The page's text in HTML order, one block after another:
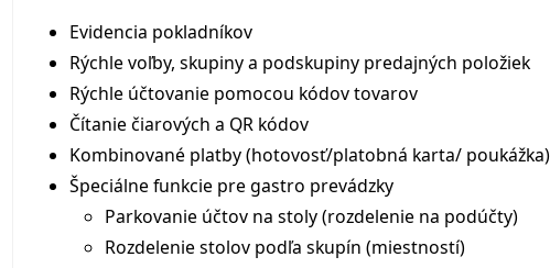
Evidencia pokladníkov
Rýchle voľby, skupiny a podskupiny predajných položiek
Rýchle účtovanie pomocou kódov tovarov
Čítanie čiarových a QR kódov
Kombinované platby (hotovosť/platobná karta/ poukážka)
Špeciálne funkcie pre gastro prevádzky
Parkovanie účtov na stoly (rozdelenie na podúčty)
Rozdelenie stolov podľa skupín (miestností)